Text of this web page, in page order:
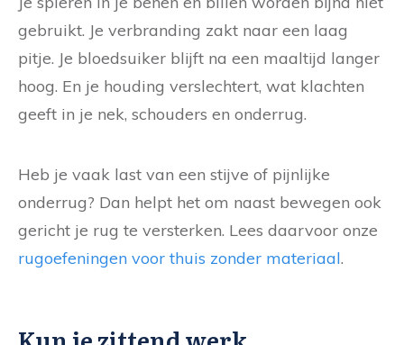
gebruikt. Je verbranding zakt naar een laag
pitje. Je bloedsuiker blijft na een maaltijd langer
hoog. En je houding verslechtert, wat klachten
geeft in je nek, schouders en onderrug.
Heb je vaak last van een stijve of pijnlijke
onderrug? Dan helpt het om naast bewegen ook
gericht je rug te versterken. Lees daarvoor onze
rugoefeningen voor thuis zonder materiaal.